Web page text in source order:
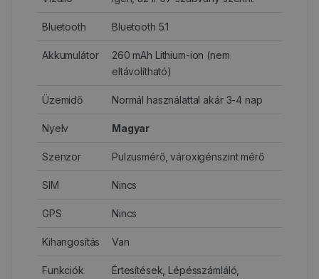
Bluetooth Bluetooth 5.1
Akkumulátor
260 mAh Lithium-ion (nem
eltávolítható)
Üzemidő Normál használattal akár 3-4 nap
Nyelv Magyar
Szenzor Pulzusmérő, vároxigénszint mérő
SIM Nincs
GPS Nincs
Kihangosítás Van
Funkciók
Értesítések, Lépésszámláló,